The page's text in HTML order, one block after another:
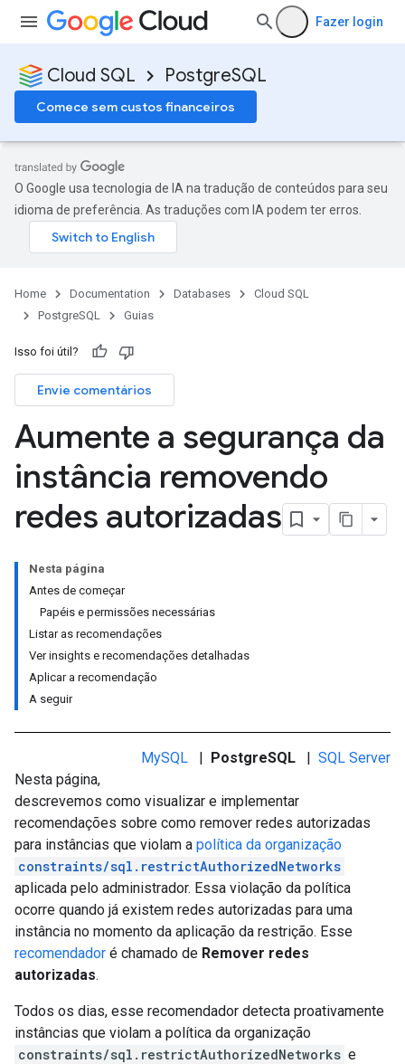
Fazer login
Cloud SQL PostgreSQL
Comece sem custos financeiros
O Google usa tecnologia de IA na tradução de conteúdos para seu
idioma de preferência. As traduções com IA podem ter erros.
Home Documentation Databases
Cloud SQL
PostgreSQL
Guias
Isso foi útil?
Envie comentários
Aumente a segurança da
instância removendo
redes autorizadas
Nesta página
Antes de começar
Papéis e permissões necessárias
Listar as recomendações
Ver insights e recomendações detalhadas
Aplicar a recomendação
A seguir
MySQL | PostgreSQL | SQL Server
Nesta página,
descrevemos como visualizar e implementar
recomendações sobre como remover redes autorizadas
para instâncias que violam a política da organização
constraints/sql.restrictAuthorizedNetworks
aplicada pelo administrador. Essa violação da política
ocorre quando já existem redes autorizadas para uma
instância no momento da aplicação da restrição. Esse
recomendador é chamado de Remover redes
autorizadas.
Todos os dias, esse recomendador detecta proativamente
instâncias que violam a política da organização
constraints/sql.restrictAuthorizedNetworks e